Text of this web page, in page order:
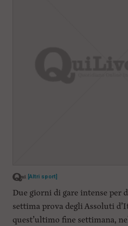
[Altri sport]
Due giorni di gare intense per
settima prova degli Assoluti
quest’ultimo fine settimana,